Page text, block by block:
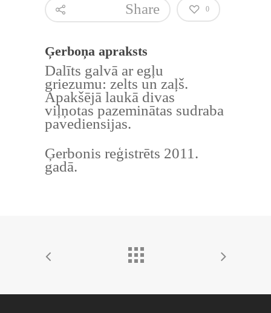
Share 0
Ģerboņa apraksts
Dalīts galvā ar egļu
griezumu: zelts un zaļš.
Apakšējā laukā divas
viļņotas pazeminātas sudraba
pavediensijas.
Ģerbonis reģistrēts 2011.
gadā.